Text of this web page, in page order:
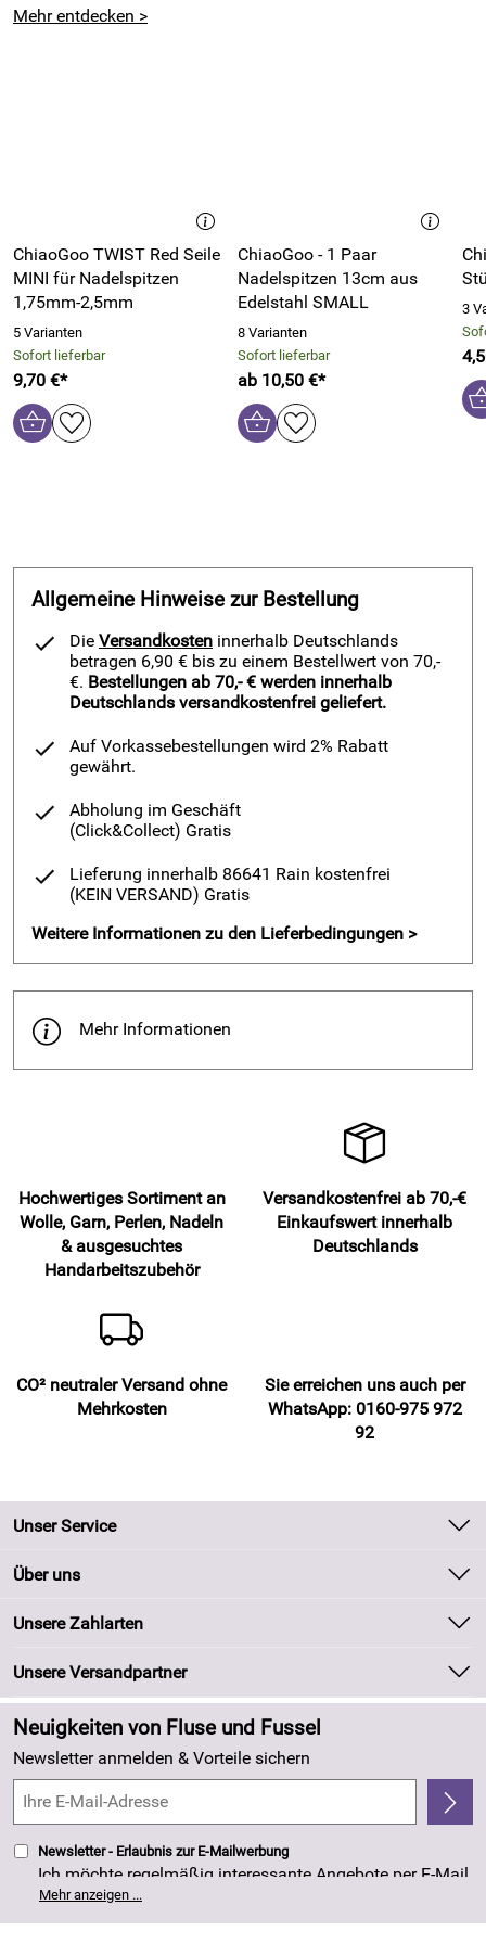
zum Wechseln in verschiedenen Größen, Stärken und
Verantwortliche Person: Your Trade Solution YTS GmbH,
Otto-Erbert-Straße 1, 08527 Plauen, Deutschland,
https://yourtradesolution.com/
Mehr entdecken >
ChiaoGoo TWIST Red Seile
MINI für Nadelspitzen
1,75mm-2,5mm
5 Varianten
Sofort lieferbar
9,70 €*
ChiaoGoo - 1 Paar
Nadelspitzen 13cm aus
Edelstahl SMALL
8 Varianten
Sofort lieferbar
ab 10,50 €*
3
Allgemeine Hinweise zur Bestellung
Die Versandkosten innerhalb Deutschlands
betragen 6,90 € bis zu einem Bestellwert von 70,-
€. Bestellungen ab 70,- € werden innerhalb
Deutschlands versandkostenfrei geliefert.
Auf Vorkassebestellungen wird 2% Rabatt
gewährt.
Abholung im Geschäft
(Click&Collect) Gratis
Lieferung innerhalb 86641 Rain kostenfrei
(KEIN VERSAND) Gratis
Weitere Informationen zu den Lieferbedingungen >
Mehr Informationen
Hochwertiges Sortiment an
Wolle, Garn, Perlen, Nadeln
& ausgesuchtes
Handarbeitszubehör
Versandkostenfrei ab 70,-€
Einkaufswert innerhalb
Deutschlands
CO² neutraler Versand ohne
Mehrkosten
Sie erreichen uns auch per
WhatsApp: 0160-975 972
92
Unser Service
Kontakt
Kundeninformationen
Newsletter
Zahlung und Versand
Kundenlogin
Über uns
Unsere Bestseller
Neu
Angebote
Made in Germany
4,8/5
Unsere Zahlarten
Unsere Versandpartner
Neuigkeiten von Fluse und Fussel
Newsletter anmelden & Vorteile sichern
Newsletter - Erlaubnis zur E-Mailwerbung
Ich möchte regelmäßig interessante Angebote per E-Mail
erhalten. Meine E-Mail-Adresse wird nicht an andere
Unternehmen weitergegeben. Die Einwilligung zur
Nutzung meiner E-Mail- Adresse für Werbezwecke kann
Mehr anzeigen ...